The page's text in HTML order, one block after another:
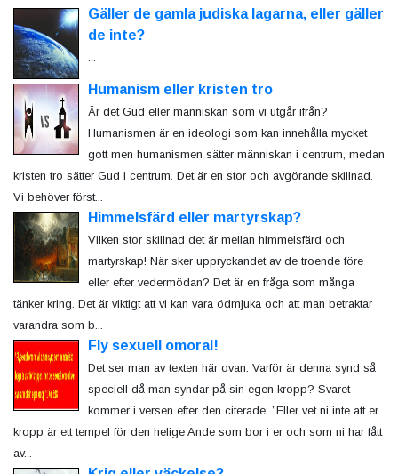
Gäller de gamla judiska lagarna, eller gäller
de inte?
...
Humanism eller kristen tro
Är det Gud eller människan som vi utgår ifrån?
Humanismen är en ideologi som kan innehålla mycket
gott men humanismen sätter människan i centrum, medan
kristen tro sätter Gud i centrum. Det är en stor och avgörande skillnad.
Vi behöver först...
Himmelsfärd eller martyrskap?
Vilken stor skillnad det är mellan himmelsfärd och
martyrskap! När sker uppryckandet av de troende före
eller efter vedermödan? Det är en fråga som många
tänker kring. Det är viktigt att vi kan vara ödmjuka och att man betraktar
varandra som b...
Fly sexuell omoral!
Det ser man av texten här ovan. Varför är denna synd så
speciell då man syndar på sin egen kropp? Svaret
kommer i versen efter den citerade: ”Eller vet ni inte att er
kropp är ett tempel för den helige Ande som bor i er och som ni har fått
av...